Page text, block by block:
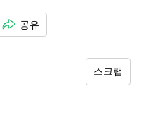
공유
스크랩